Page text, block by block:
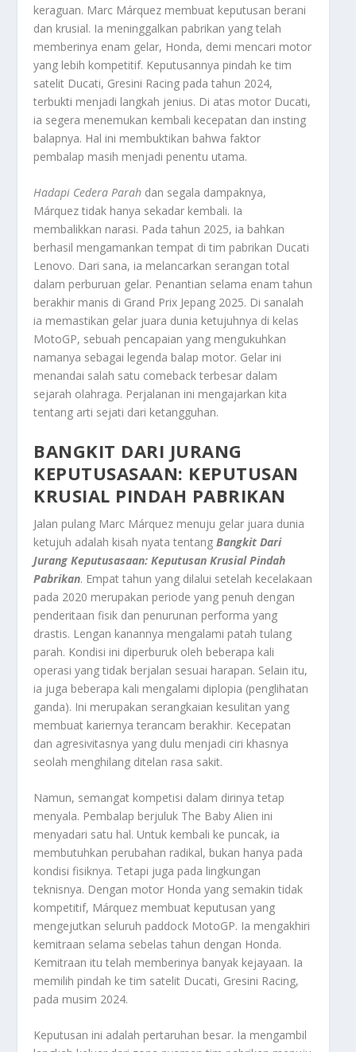
keraguan. Marc Márquez membuat keputusan berani
dan krusial. Ia meninggalkan pabrikan yang telah
memberinya enam gelar, Honda, demi mencari motor
yang lebih kompetitif. Keputusannya pindah ke tim
satelit Ducati, Gresini Racing pada tahun 2024,
terbukti menjadi langkah jenius. Di atas motor Ducati,
ia segera menemukan kembali kecepatan dan insting
balapnya. Hal ini membuktikan bahwa faktor
pembalap masih menjadi penentu utama.
Hadapi Cedera Parah dan segala dampaknya,
Márquez tidak hanya sekadar kembali. Ia
membalikkan narasi. Pada tahun 2025, ia bahkan
berhasil mengamankan tempat di tim pabrikan Ducati
Lenovo. Dari sana, ia melancarkan serangan total
dalam perburuan gelar. Penantian selama enam tahun
berakhir manis di Grand Prix Jepang 2025. Di sanalah
ia memastikan gelar juara dunia ketujuhnya di kelas
MotoGP, sebuah pencapaian yang mengukuhkan
namanya sebagai legenda balap motor. Gelar ini
menandai salah satu comeback terbesar dalam
sejarah olahraga. Perjalanan ini mengajarkan kita
tentang arti sejati dari ketangguhan.
BANGKIT DARI JURANG
KEPUTUSASAAN: KEPUTUSAN
KRUSIAL PINDAH PABRIKAN
Jalan pulang Marc Márquez menuju gelar juara dunia
ketujuh adalah kisah nyata tentangBangkit Dari
Jurang Keputusasaan: Keputusan Krusial Pindah
Pabrikan. Empat tahun yang dilalui setelah kecelakaan
pada 2020 merupakan periode yang penuh dengan
penderitaan fisik dan penurunan performa yang
drastis. Lengan kanannya mengalami patah tulang
parah. Kondisi ini diperburuk oleh beberapa kali
operasi yang tidak berjalan sesuai harapan. Selain itu,
ia juga beberapa kali mengalami diplopia (penglihatan
ganda). Ini merupakan serangkaian kesulitan yang
membuat kariernya terancam berakhir. Kecepatan
dan agresivitasnya yang dulu menjadi ciri khasnya
seolah menghilang ditelan rasa sakit.
Namun, semangat kompetisi dalam dirinya tetap
menyala. Pembalap berjuluk The Baby Alien ini
menyadari satu hal. Untuk kembali ke puncak, ia
membutuhkan perubahan radikal, bukan hanya pada
kondisi fisiknya. Tetapi juga pada lingkungan
teknisnya. Dengan motor Honda yang semakin tidak
kompetitif, Márquez membuat keputusan yang
mengejutkan seluruh paddock MotoGP. Ia mengakhiri
kemitraan selama sebelas tahun dengan Honda.
Kemitraan itu telah memberinya banyak kejayaan. Ia
memilih pindah ke tim satelit Ducati, Gresini Racing,
pada musim 2024.
Keputusan ini adalah pertaruhan besar. Ia mengambil